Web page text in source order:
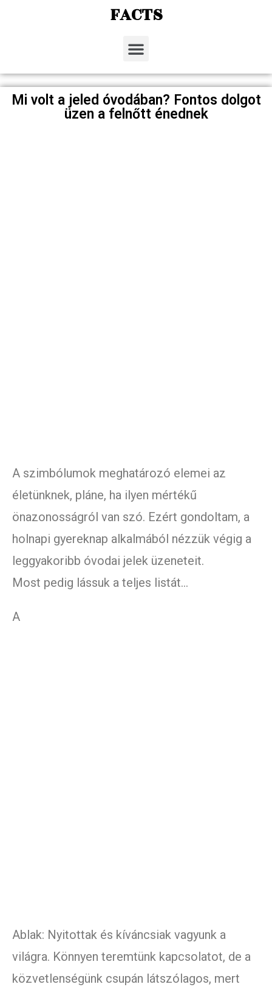
FACTS
Mi volt a jeled óvodában? Fontos dolgot
üzen a felnőtt énednek
A szimbólumok meghatározó elemei az
életünknek, pláne, ha ilyen mértékű
önazonosságról van szó. Ezért gondoltam, a
holnapi gyereknap alkalmából nézzük végig a
leggyakoribb óvodai jelek üzeneteit.
Most pedig lássuk a teljes listát…
A
Ablak: Nyitottak és kíváncsiak vagyunk a
világra. Könnyen teremtünk kapcsolatot, de a
közvetlenségünk csupán látszólagos, mert